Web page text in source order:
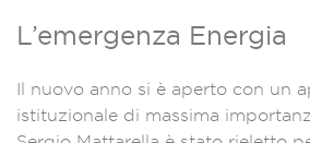
L’emergenza Energia
Il nuovo anno si è aperto con un
istituzionale di massima